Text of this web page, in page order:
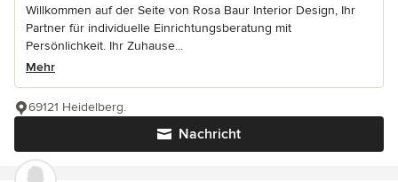
Willkommen auf der Seite von Rosa Baur Interior Design, Ihr
Partner für individuelle Einrichtungsberatung mit
Persönlichkeit. Ihr Zuhause...
Mehr
Nachricht
69121 Heidelberg.